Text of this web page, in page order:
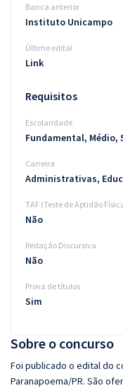
Sobre o concurso
Foi publicado o edital do
Paranapoema/PR. São
Banca anterior
Instituto Unicampo
Último edital
Link
Requisitos
Escolaridade
Fundamental, Médio,
Carreira
Administrativas,
TAF (Teste de Aptidão
Não
Redação Discursiva
Não
Prova de títulos
Sim